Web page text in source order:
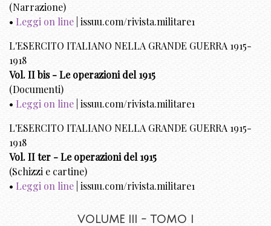
(Narrazione)
• Leggi on line | issuu.com/rivista.militare1
L'ESERCITO ITALIANO NELLA GRANDE GUERRA 1915-
1918
Vol. II bis - Le operazioni del 1915
(Documenti)
• Leggi on line | issuu.com/rivista.militare1
L'ESERCITO ITALIANO NELLA GRANDE GUERRA 1915-
1918
Vol. II ter - Le operazioni del 1915
(Schizzi e cartine)
• Leggi on line | issuu.com/rivista.militare1
VOLUME III - TOMO I